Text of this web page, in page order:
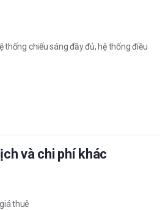
thống chiếu sáng đầy đủ, hệ thống điều
và chi phí khác
thuê